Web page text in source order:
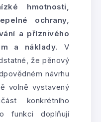
hmotnosti,
ochrany,
a příznivého
a náklady. V
že pěnový
návrhu
volně vystavený
konkrétního
funkci doplňují